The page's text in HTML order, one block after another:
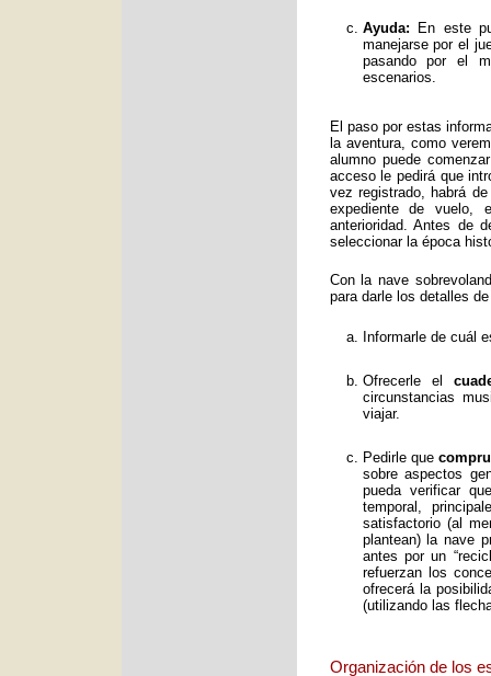
Ayuda: En este
manejarse por el
pasando por el
escenarios.
El paso por estas
la aventura, como
alumno puede
acceso le pedirá que
vez registrado, habrá
expediente de vuelo,
anterioridad. Antes de
seleccionar la época
Con la nave
para darle los detalles
Informarle de cuál
Ofrecerle el
circunstancias
viajar.
Pedirle que
sobre aspectos
pueda verificar
temporal,
satisfactorio (al
plantean) la nave
antes por un
refuerzan los
ofrecerá la
(utilizando las
Organización de los